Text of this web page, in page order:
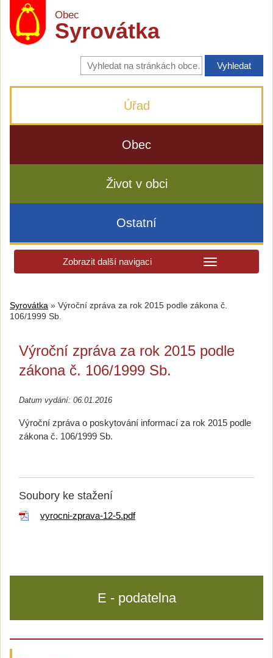
Obec
Syrovátka
Vyhledávání
na
stránkách
Úřad
Obec
Život v obci
Ostatní
Zobrazit další navigaci
Syrovátka » Výroční zpráva za rok 2015 podle zákona č.
106/1999 Sb.
Výroční zpráva za rok 2015 podle
zákona č. 106/1999 Sb.
Datum vydání: 06.01.2016
Výroční zpráva o poskytování informací za rok 2015 podle
zákona č. 106/1999 Sb.
Soubory ke stažení
vyrocni-zprava-12-5.pdf
E - podatelna